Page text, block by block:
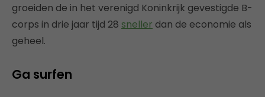
groeiden de in het verenigd Koninkrijk gevestigde B-
corps in drie jaar tijd 28 sneller dan de economie als
geheel.
Ga surfen